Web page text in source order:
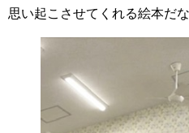
思い起こさせてくれる絵本だ